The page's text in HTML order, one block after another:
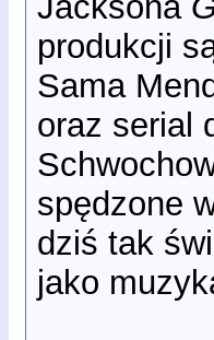
produkcji
Sama
oraz serial
spędzone
dziś tak
jako